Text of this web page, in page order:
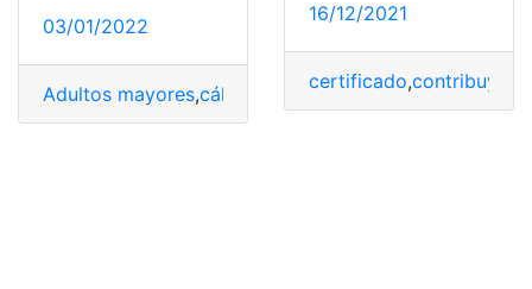
03/01/2022
Adultos mayores,cálculos Jubilación,jubilación
16/12/2021
certificado,